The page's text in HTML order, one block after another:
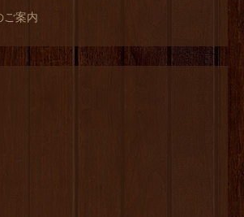
ご案内